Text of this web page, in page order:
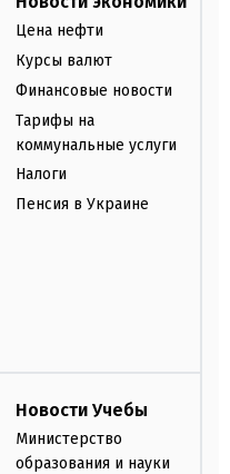
Цена нефти
Курсы валют
Финансовые новости
Тарифы на
коммунальные услуги
Налоги
Пенсия в Украине
Новости Учебы
Министерство
образования и науки